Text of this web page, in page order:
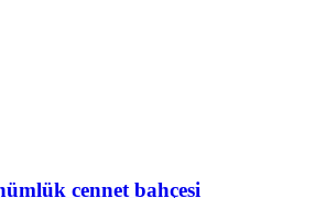
cennet bahçesi